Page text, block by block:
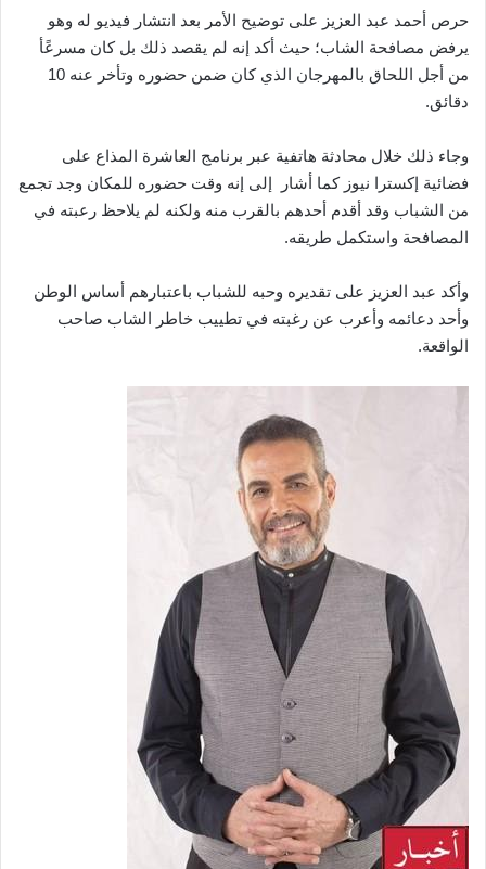
حرص أحمد عبد العزيز على توضيح الأمر بعد انتشار فيديو له وهو
يرفض مصافحة الشاب؛ حيث أكد إنه لم يقصد ذلك بل كان مسرعًأ
من أجل اللحاق بالمهرجان الذي كان ضمن حضوره وتأخر عنه 10
دقائق.
وجاء ذلك خلال محادثة هاتفية عبر برنامج العاشرة المذاع على
فضائية إكسترا نيوز كما أشار إلى إنه وقت حضوره للمكان وجد تجمع
من الشباب وقد أقدم أحدهم بالقرب منه ولكنه لم يلاحظ رعبته في
المصافحة واستكمل طريقه.
وأكد عبد العزيز على تقديره وحبه للشباب باعتبارهم أساس الوطن
وأحد دعائمه وأعرب عن رغبته في تطييب خاطر الشاب صاحب
الواقعة.